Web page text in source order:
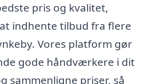
pris og kvalitet,
indhente tilbud fra flere
Vores platform gør
gode håndværkere i dit
sammenligne priser, så